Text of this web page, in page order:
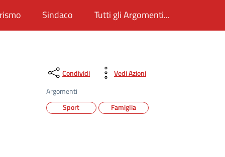
Sindaco Tutti gli Argomenti...
Condividi
Vedi Azioni
Argomenti
Sport
Famiglia